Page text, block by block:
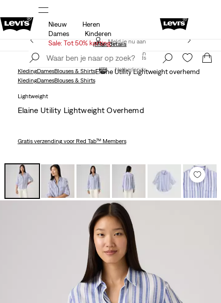
Klarna: KOOP NU & BETAAL LATER!Meer details
Meld je nu aan
Netherlands
Nieuw
Heren
Dames
Kinderen
Sale: Tot 50% korting
Gratis verzending voor Levi’s® Red Tab™ leden.
Meer details
Meld je nu aan
Netherlands
KledingDamesBlouses & ShirtsElaine Utility Lightweight overhemd
KledingDamesBlouses & Shirts
Lightweight
Elaine Utility Lightweight Overhemd
Gratis verzendingvoor Red Tab™ Members